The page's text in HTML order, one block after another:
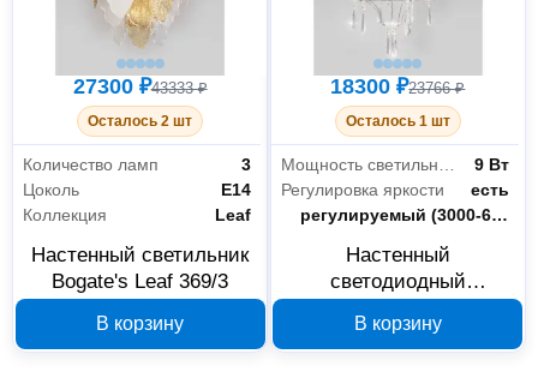
27300 ₽43333 ₽
Осталось 2 шт
Количество ламп
3
Цоколь
E14
Коллекция
Leaf
Настенный светильник
Bogate's Leaf 369/3
В корзину
18300 ₽23766 ₽
Осталось 1 шт
9 Вт
Регулировка яркости
есть
Цветность
регулируемый (3000-6000 К)
Настенный
светодиодный
Tense 442/1, хром
В корзину